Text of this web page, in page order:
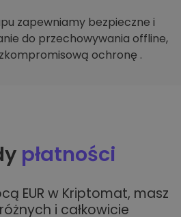
zapewniamy bezpieczne i
do przechowywania offline,
ochronę .
płatności
EUR w Kriptomat, masz
i całkowicie